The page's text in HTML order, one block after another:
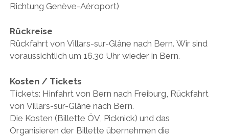
Richtung Genève-Aéroport)
Rückreise
Rückfahrt von Villars-sur-Glâne nach Bern. Wir sind
voraussichtlich um 16.30 Uhr wieder in Bern.
Kosten / Tickets
Tickets: Hinfahrt von Bern nach Freiburg, Rückfahrt
von Villars-sur-Glâne nach Bern.
Die Kosten (Billette ÖV, Picknick) und das
Organisieren der Billette übernehmen die